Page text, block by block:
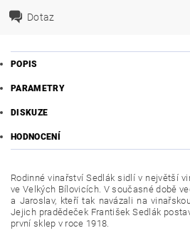
Dotaz
POPIS
PARAMETRY
DISKUZE
HODNOCENÍ
Rodinné vinařství Sedlák sidlí v největší
ve Velkých Bílovicích. V současné době
a Jaroslav, kteří tak navázali na
Jejich pradědeček František Sedlák
první sklep v roce 1918.